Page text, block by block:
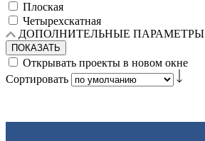
Плоская
Четырехскатная
ДОПОЛНИТЕЛЬНЫЕ ПАРАМЕТРЫ
ПОКАЗАТЬ
Открывать проекты в новом окне
Сортировать